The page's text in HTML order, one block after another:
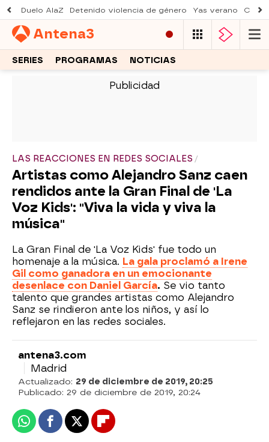
Duelo AlaZ Detenido violencia de género Yas verano
Antena3
SERIES PROGRAMAS NOTICIAS
LAS REACCIONES EN REDES SOCIALES
Artistas como Alejandro Sanz caen
rendidos ante la Gran Final de 'La
Voz Kids': "Viva la vida y viva la
música"
La Gran Final de 'La Voz Kids' fue todo un
homenaje a la música. La gala proclamó a Irene
Gil como ganadora en un emocionante
desenlace con Daniel García. Se vio tanto
talento que grandes artistas como Alejandro
Sanz se rindieron ante los niños, y así lo
reflejaron en las redes sociales.
antena3.com
Madrid
Actualizado: 29 de diciembre de 2019, 20:25
Publicado: 29 de diciembre de 2019, 20:24
WhatsappFacebook
X Flipboard